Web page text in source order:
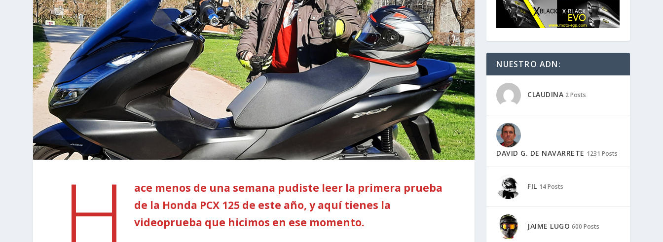
H
ace menos de una semana pudiste leer la primera prueba
de la Honda PCX 125 de este año, y aquí tienes la
videoprueba que hicimos en ese momento.
NUESTRO ADN:
CLAUDINA 2 Posts
DAVID G. DE NAVARRETE 1231 Posts
FIL 14 Posts
JAIME LUGO 600 Posts